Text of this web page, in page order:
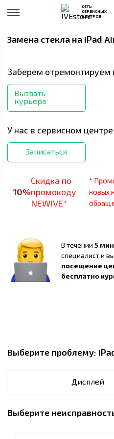
СЕТЬ
СЕРВИСНЫХ
ЦЕНТРОВ
Замена стекла на iPad
Заберем отремонтируем
Вызвать
курьера
У нас в сервисном центре
Записаться
10%
Скидка по
промокоду
NEWIVE*
*
новых
В течении 5 мин
специалист и
посещение
бесплатно
Выберите проблему:
Дисплей
Выберите